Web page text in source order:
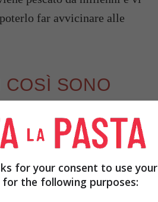
far avvicinare alle
COSÌ SONO
parecchio saporito. Anche
su delle fettine di pesce
la presenza di pangrattato,
for your consent to use your
the following purposes: